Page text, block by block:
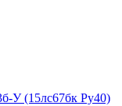
У (15лс67бк Ру40)